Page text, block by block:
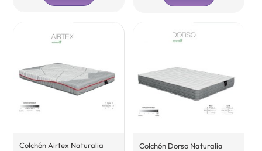
Colchón Airtex Naturalia Colchón Dorso Naturalia